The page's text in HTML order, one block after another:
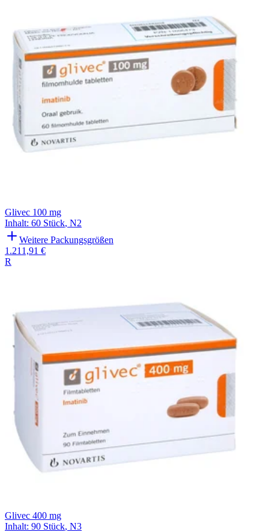
Glivec 100 mg
Inhalt: 60 Stück, N2
Weitere Packungsgrößen
1.211,91 €
R
Glivec 400 mg
Inhalt: 90 Stück, N3